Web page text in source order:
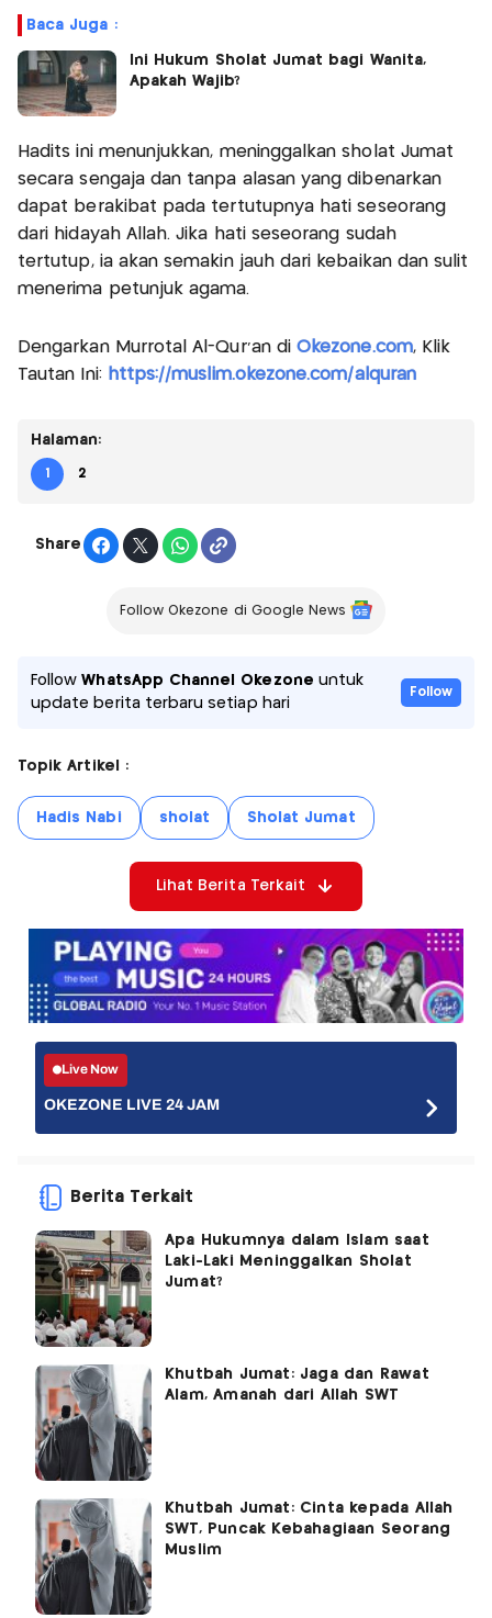
Baca Juga :
Ini Hukum Sholat Jumat bagi Wanita,
Apakah Wajib?
Hadits ini menunjukkan, meninggalkan sholat Jumat
secara sengaja dan tanpa alasan yang dibenarkan
dapat berakibat pada tertutupnya hati seseorang
dari hidayah Allah. Jika hati seseorang sudah
tertutup, ia akan semakin jauh dari kebaikan dan sulit
menerima petunjuk agama.
Dengarkan Murrotal Al-Qur'an diOkezone.com, Klik
Tautan Ini: https://muslim.okezone.com/alquran
Halaman:
1 2
Share
Follow Okezone di Google News
FollowWhatsApp Channel Okezone untuk
update berita terbaru setiap hari
Follow
Topik Artikel :
Hadis Nabi sholat Sholat Jumat
Lihat Berita Terkait
Live Now
OKEZONE LIVE 24 JAM
Berita Terkait
Apa Hukumnya dalam Islam saat
Laki-Laki Meninggalkan Sholat
Jumat?
Khutbah Jumat: Jaga dan Rawat
Alam, Amanah dari Allah SWT
Khutbah Jumat: Cinta kepada Allah
SWT, Puncak Kebahagiaan Seorang
Muslim